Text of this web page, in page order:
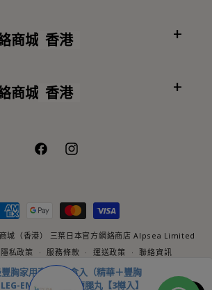
胸家用套裝【2盒入（精華＋豐胸
ENDARY 速效瘦腿丸【3樽入】
商城 香港
商城 香港
FacebookInstagram
城（香港）
三葉日本官方網絡商店 Alpsea Limited
隱私政策 服務條款 運送政策
聯絡資訊
and resources provided on our website are not
should they be used as a substitute for